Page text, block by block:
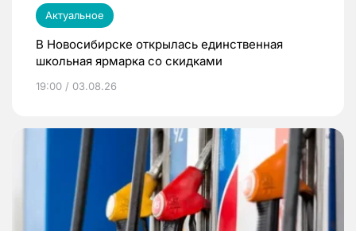
Актуальное
В Новосибирске открылась единственная
школьная ярмарка со скидками
19:00 / 03.08.26